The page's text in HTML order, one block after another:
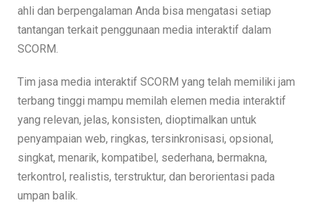
ahli dan berpengalaman Anda bisa mengatasi setiap
tantangan terkait penggunaan media interaktif dalam
SCORM.
Tim jasa media interaktif SCORM yang telah memiliki jam
terbang tinggi mampu memilah elemen media interaktif
yang relevan, jelas, konsisten, dioptimalkan untuk
penyampaian web, ringkas, tersinkronisasi, opsional,
singkat, menarik, kompatibel, sederhana, bermakna,
terkontrol, realistis, terstruktur, dan berorientasi pada
umpan balik.